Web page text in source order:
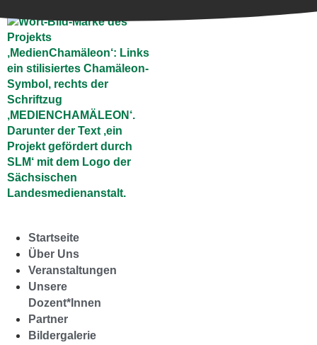
Startseite
Über Uns
Veranstaltungen
Unsere
Dozent*Innen
Partner
Bildergalerie